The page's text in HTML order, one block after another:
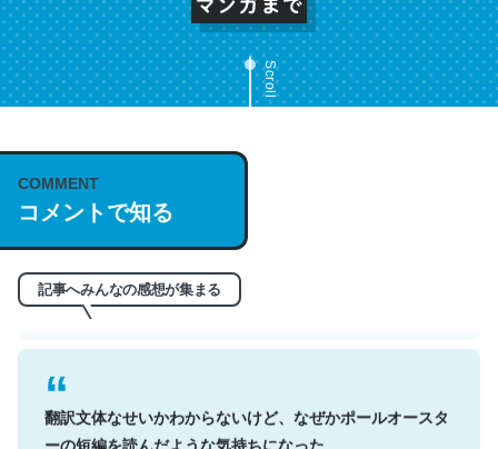
Scroll
COMMENT
コメントで知る
記事へみんなの感想が集まる
これは名文。彼はとてもクレバーなんだろうなと凄く思
う。英語少しでも読める人は原文もお勧め。自分はこの流
れ好き。Let’s Fucking Go. Then Covid hit. Shit.
翻訳文体なせいかわからないけど、なぜかポールオースタ
ーの短編を読んだような気持ちになった